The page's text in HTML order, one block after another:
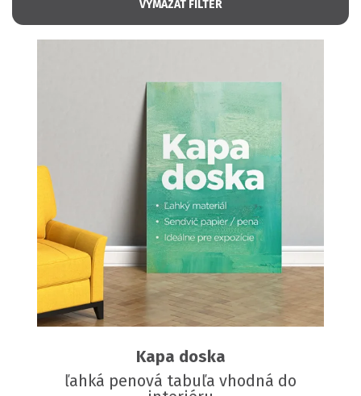
Kapa doska
ľahká penová tabuľa vhodná do